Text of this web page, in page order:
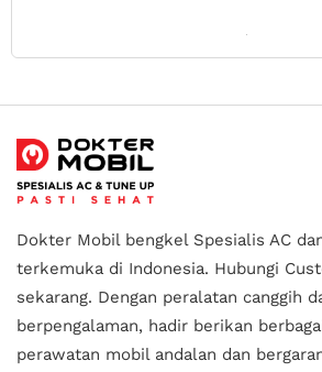
Dokter Mobil bengkel Spesialis AC
terkemuka di Indonesia. Hubungi
sekarang. Dengan peralatan canggih
berpengalaman, hadir berikan
perawatan mobil andalan dan